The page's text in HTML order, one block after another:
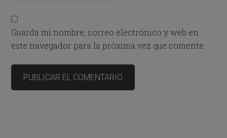
Guarda mi nombre, correo electrónico y web en
este navegador para la próxima vez que comente.